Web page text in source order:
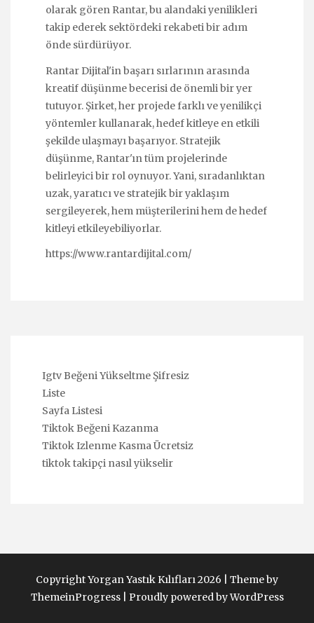
olarak gören Rantar, bu alandaki yenilikleri
takip ederek sektördeki rekabeti bir adım
önde sürdürüyor.
Rantar Dijital'in başarı sırlarının arasında
kreatif düşünme becerisi de önemli bir yer
tutuyor. Şirket, her projede farklı ve yenilikçi
yöntemler kullanarak, hedef kitleye en etkili
şekilde ulaşmayı başarıyor. Stratejik
düşünme, Rantar'ın tüm projelerinde
belirleyici bir rol oynuyor. Yani, sıradanlıktan
uzak, yaratıcı ve stratejik bir yaklaşım
sergileyerek, hem müşterilerini hem de hedef
kitleyi etkileyebiliyorlar.
https://www.rantardijital.com/
Igtv Beğeni Yükseltme Şifresiz
Liste
Sayfa Listesi
Tiktok Beğeni Kazanma
Tiktok Izlenme Kasma Ücretsiz
tiktok takipçi nasıl yükselir
Copyright Yorgan Yastık Kılıfları 2026 | Theme by
ThemeinProgress| Proudly powered by WordPress